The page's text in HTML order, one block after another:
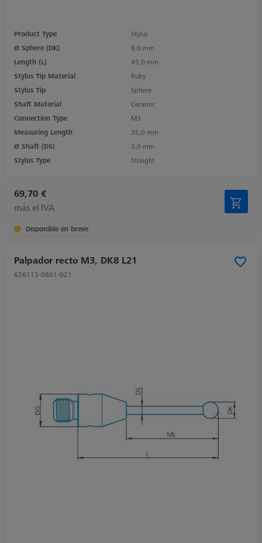
Product Type
Stylus
Ø Sphere (DK)
8,0 mm
Length (L)
45,0 mm
Stylus Tip Material
Ruby
Stylus Tip
Sphere
Shaft Material
Ceramic
Connection Type
M3
Measuring Length
35,0 mm
Ø Shaft (DS)
3,0 mm
Stylus Type
Straight
69,70 €
más el IVA
Disponible en breve
Palpador recto M3, DK8 L21
626113-0801-021